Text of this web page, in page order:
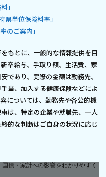
」
県単位保険料率」
のご案内」
もとに、一般的な情報提供を目
卒給与、手取り額、生活費、家
であり、実際の金額は勤務先、
当、加入する健康保険などによ
については、勤務先や各公的機
は、特定の企業や就職先、一人
的な判断はご自身の状況に応じ